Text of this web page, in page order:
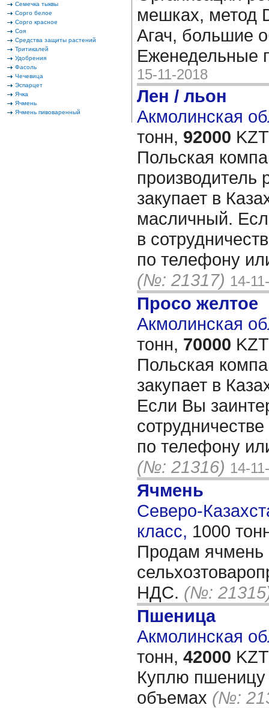
Семечка тыквы
Сорго белое
Сорго красное
Соя
Средства защиты растений
Тритикалей
Удобрения
Фасоль
Чечевица
Эспарцет
Ячка
Ячмень
Ячмень пивоваренный
мешках, метод
Агач, большие
Еженедельные
15-11-2018
Лен / льон
Акмолинская
тонн, 92000
Польская
производитель
закупает в
масличный.
в
по телефону
(№: 21317) 14-
Просо желтое
Акмолинская
тонн, 70000
Польская
закупает в
Если Вы
по телефону
(№: 21316) 14-
Ячмень
Северо-
класс, 1000
Продам ячмень
НДС. (№:
Пшеница
Акмолинская
тонн, 42000
Куплю пшеницу
объемах (№: